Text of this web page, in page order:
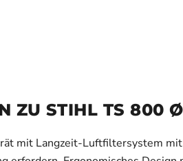
ZU STIHL TS 800
mit Langzeit-Luftfiltersystem